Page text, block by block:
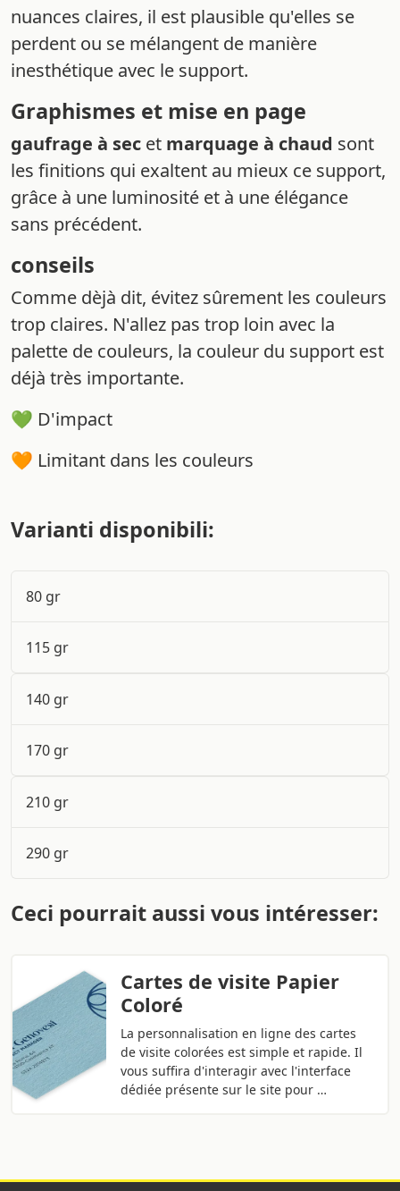
nuances claires, il est plausible qu'elles se
perdent ou se mélangent de manière
inesthétique avec le support.
Graphismes et mise en page
gaufrage à sec et marquage à chaud sont
les finitions qui exaltent au mieux ce support,
grâce à une luminosité et à une élégance
sans précédent.
conseils
Comme dèjà dit, évitez sûrement les couleurs
trop claires. N'allez pas trop loin avec la
palette de couleurs, la couleur du support est
déjà très importante.
💚 D'impact
🧡 Limitant dans les couleurs
Varianti disponibili:
80 gr
115 gr
140 gr
170 gr
210 gr
290 gr
Ceci pourrait aussi vous intéresser:
Cartes de visite Papier
Coloré
La personnalisation en ligne des cartes
de visite colorées est simple et rapide. Il
vous suffira d'interagir avec l'interface
dédiée présente sur le site pour …